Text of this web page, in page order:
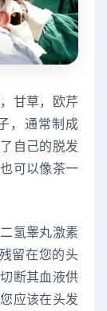
甘草，欧芹
，通常制成
自己的脱发
可以像茶一
氢睾丸激素
留在您的头
断其血液供
应该在头发